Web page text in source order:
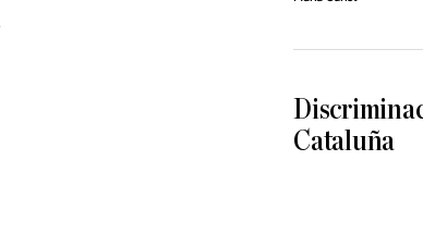
Cataluña